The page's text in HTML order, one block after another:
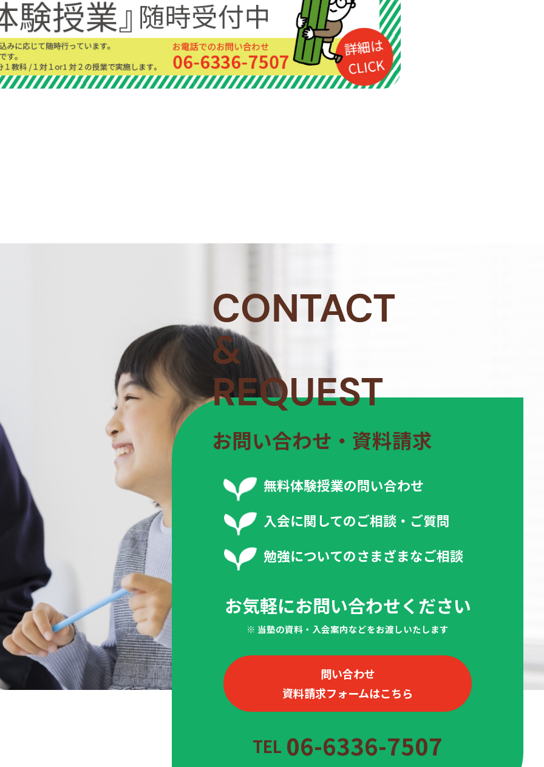
CONTACT
&
REQUEST
お問い合わせ・資料請求
無料体験授業の問い合わせ
入会に関してのご相談・ご質問
勉強についてのさまざまなご相談
お気軽にお問い合わせください
※ 当塾の資料・入会案内などをお渡しいたします
問い合わせ
資料請求フォームはこちら
TEL 06-6336-7507